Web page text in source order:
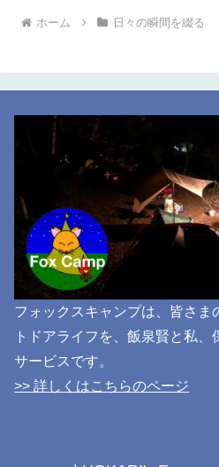
ホーム 日々の瞬間を綴る
フォックスキャンプは、皆さま
トドアライフを、飯泉賢と私
サービスです。
>> 詳しくはこちらのページ